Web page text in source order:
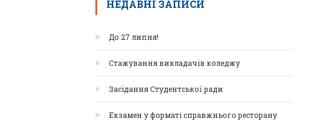
НЕДАВНІ ЗАПИСИ
До 27 липня!
Стажування викладачів коледжу
Засідання Студентської ради
Екзамен у форматі справжнього ресторану